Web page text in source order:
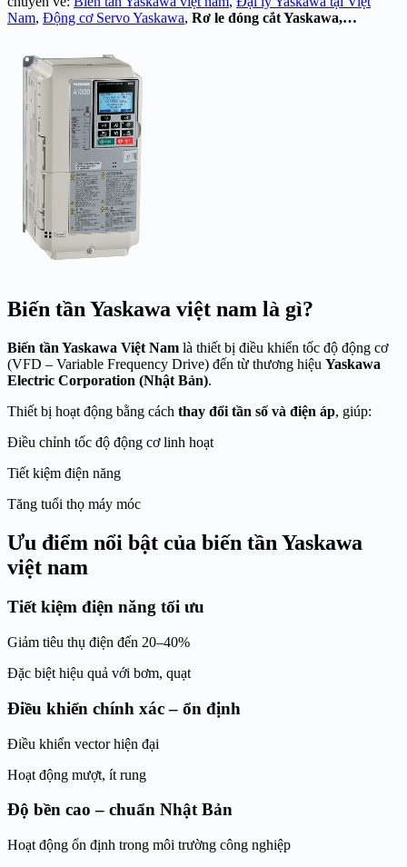
Nam, Động cơ Servo Yaskawa, Rơ le đóng cắt Yaskawa,…
Biến tần Yaskawa việt nam là gì?
Biến tần Yaskawa Việt Nam là thiết bị điều khiển tốc độ động cơ
(VFD – Variable Frequency Drive) đến từ thương hiệu Yaskawa
Electric Corporation (Nhật Bản).
Thiết bị hoạt động bằng cách thay đổi tần số và điện áp, giúp:
Điều chỉnh tốc độ động cơ linh hoạt
Tiết kiệm điện năng
Tăng tuổi thọ máy móc
Ưu điểm nổi bật của biến tần Yaskawa
việt nam
Tiết kiệm điện năng tối ưu
Giảm tiêu thụ điện đến 20–40%
Đặc biệt hiệu quả với bơm, quạt
Điều khiển chính xác – ổn định
Điều khiển vector hiện đại
Hoạt động mượt, ít rung
Độ bền cao – chuẩn Nhật Bản
Hoạt động ổn định trong môi trường công nghiệp